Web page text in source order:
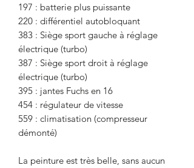
197 : batterie plus puissante
220 : différentiel autobloquant
383 : Siège sport gauche à réglage
électrique (turbo)
387 : Siège sport droit à réglage
électrique (turbo)
395 : jantes Fuchs en 16
454 : régulateur de vitesse
559 : climatisation (compresseur
démonté)
La peinture est très belle, sans aucun